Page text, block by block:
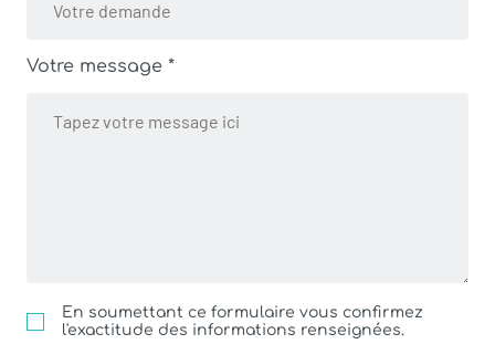
Votre message *
En soumettant ce formulaire vous confirmez
l'exactitude des informations renseignées.